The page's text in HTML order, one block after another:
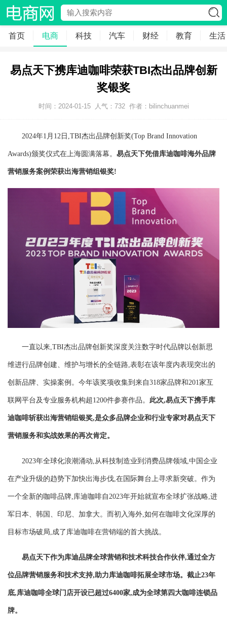
首页 电商 科技 汽车 财经 教育 生活
易点天下携库迪咖啡荣获TBI杰出品牌创新
奖银奖
时间：2024-01-15 人气： 732 作者：bilinchuanmei
2024年1月12日,TBI杰出品牌创新奖(Top Brand Innovation
Awards)颁奖仪式在上海圆满落幕。 易点天下凭借库迪咖啡海外品牌
营销服务案例荣获出海营销组银奖!
一直以来,TBI杰出品牌创新奖深度关注数字时代品牌以创新思
维进行品牌创建、维护与增长的全链路,表彰在该年度内表现突出的
创新品牌、实操案例。今年该奖项收集到来自318家品牌和201家互
联网平台及专业服务机构超1200件参赛作品。 此次,易点天下携手库
迪咖啡斩获出海营销组银奖,是众多品牌企业和行业专家对易点天下
营销服务和实战效果的再次肯定。
2023年全球化浪潮涌动,从科技制造业到消费品牌领域,中国企业
在产业升级的趋势下加快出海步伐,在国际舞台上寻求新突破。作为
一个全新的咖啡品牌,库迪咖啡自2023年开始就宣布全球扩张战略,进
军日本、韩国、印尼、加拿大。而初入海外,如何在咖啡文化深厚的
目标市场破局,成了库迪咖啡在营销端的首大挑战。
易点天下作为库迪品牌全球营销和技术科技合作伙伴,通过全方
位品牌营销服务和技术支持,助力库迪咖啡拓展全球市场。截止23年
底,库迪咖啡全球门店开设已超过6400家,成为全球第四大咖啡连锁品
牌。